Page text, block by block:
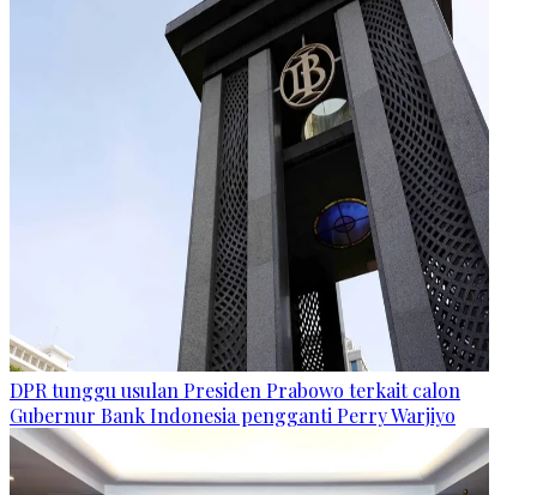
DPR tunggu usulan Presiden Prabowo terkait calon
Gubernur Bank Indonesia pengganti Perry Warjiyo